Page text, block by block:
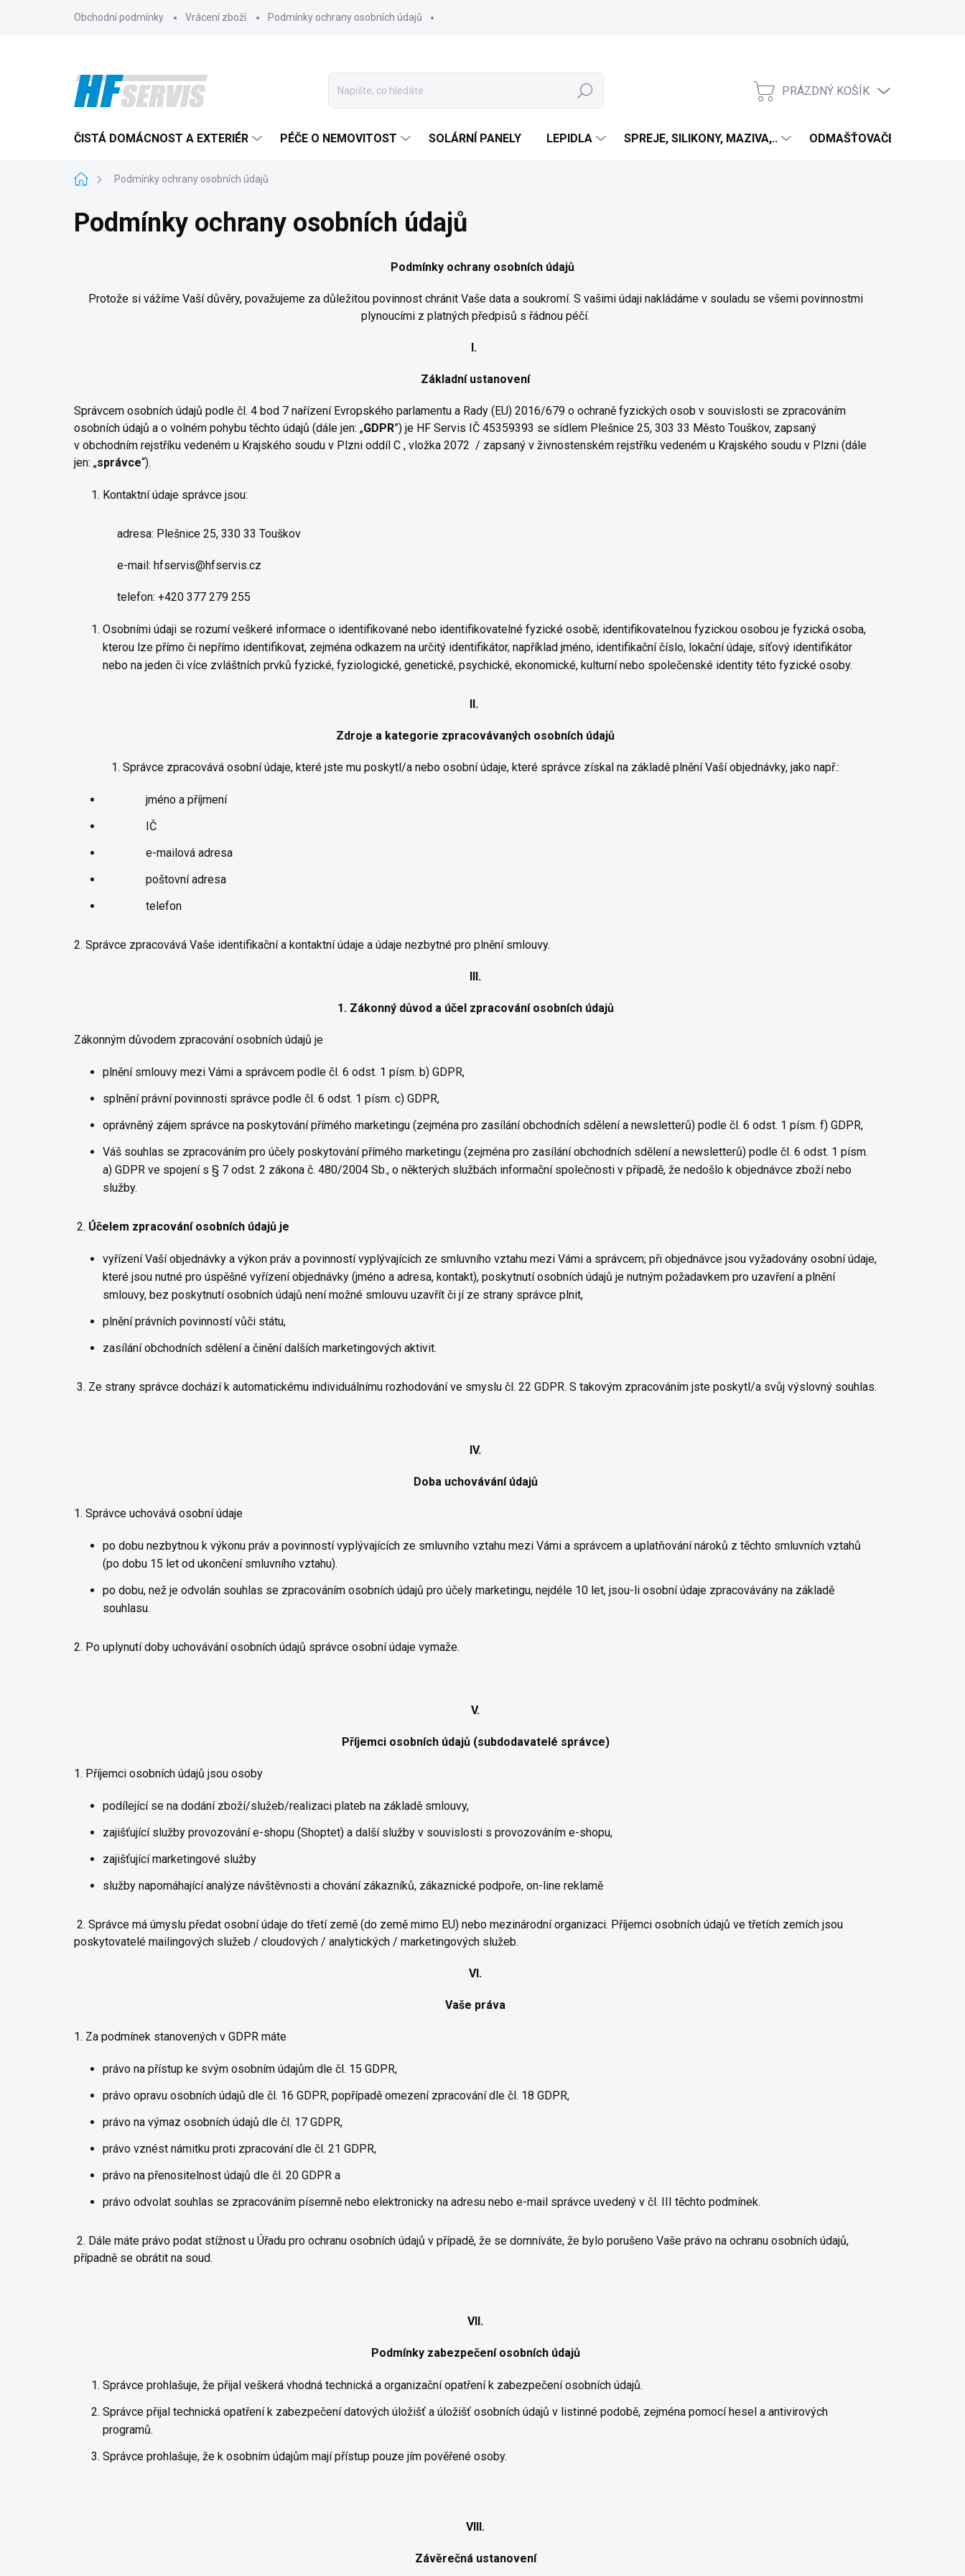
Obchodní podmínky Vrácení zboží Podmínky ochrany osobních údajů
Hledat
NÁKUPNÍ
PRÁZDNÝ KOŠÍK
ČISTÁ DOMÁCNOST A EXTERIÉR PÉČE O NEMOVITOST SOLÁRNÍ PANELY LEPIDLA SPREJE, SILIKONY, MAZIVA,.. ODMAŠŤOVAČE
DomůPodmínky ochrany osobních údajů
Podmínky ochrany osobních údajů
Podmínky ochrany osobních údajů
Protože si vážíme Vaší důvěry, považujeme za důležitou povinnost chránit Vaše data a soukromí. S vašimi údaji nakládáme v souladu se všemi povinnostmi
plynoucími z platných předpisů s řádnou péčí.
I.
Základní ustanovení
Správcem osobních údajů podle čl. 4 bod 7 nařízení Evropského parlamentu a Rady (EU) 2016/679 o ochraně fyzických osob v souvislosti se zpracováním
osobních údajů a o volném pohybu těchto údajů (dále jen: „GDPR”) je HF Servis IČ 45359393 se sídlem Plešnice 25, 303 33 Město Touškov, zapsaný
v obchodním rejstříku vedeném u Krajského soudu v Plzni oddíl C , vložka 2072 / zapsaný v živnostenském rejstříku vedeném u Krajského soudu v Plzni (dále
jen: „správce“).
Kontaktní údaje správce jsou:
adresa: Plešnice 25, 330 33 Touškov
e-mail: hfservis@hfservis.cz
telefon: +420 377 279 255
Osobními údaji se rozumí veškeré informace o identifikované nebo identifikovatelné fyzické osobě; identifikovatelnou fyzickou osobou je fyzická osoba,
kterou lze přímo či nepřímo identifikovat, zejména odkazem na určitý identifikátor, například jméno, identifikační číslo, lokační údaje, síťový identifikátor
nebo na jeden či více zvláštních prvků fyzické, fyziologické, genetické, psychické, ekonomické, kulturní nebo společenské identity této fyzické osoby.
II.
Zdroje a kategorie zpracovávaných osobních údajů
1. Správce zpracovává osobní údaje, které jste mu poskytl/a nebo osobní údaje, které správce získal na základě plnění Vaší objednávky, jako např.:
jméno a příjmení
IČ
e-mailová adresa
poštovní adresa
telefon
2. Správce zpracovává Vaše identifikační a kontaktní údaje a údaje nezbytné pro plnění smlouvy.
III.
1. Zákonný důvod a účel zpracování osobních údajů
Zákonným důvodem zpracování osobních údajů je
plnění smlouvy mezi Vámi a správcem podle čl. 6 odst. 1 písm. b) GDPR,
splnění právní povinnosti správce podle čl. 6 odst. 1 písm. c) GDPR,
oprávněný zájem správce na poskytování přímého marketingu (zejména pro zasílání obchodních sdělení a newsletterů) podle čl. 6 odst. 1 písm. f) GDPR,
Váš souhlas se zpracováním pro účely poskytování přímého marketingu (zejména pro zasílání obchodních sdělení a newsletterů) podle čl. 6 odst. 1 písm.
a) GDPR ve spojení s § 7 odst. 2 zákona č. 480/2004 Sb., o některých službách informační společnosti v případě, že nedošlo k objednávce zboží nebo
služby.
2. Účelem zpracování osobních údajů je
vyřízení Vaší objednávky a výkon práv a povinností vyplývajících ze smluvního vztahu mezi Vámi a správcem; při objednávce jsou vyžadovány osobní údaje,
které jsou nutné pro úspěšné vyřízení objednávky (jméno a adresa, kontakt), poskytnutí osobních údajů je nutným požadavkem pro uzavření a plnění
smlouvy, bez poskytnutí osobních údajů není možné smlouvu uzavřít či jí ze strany správce plnit,
plnění právních povinností vůči státu,
zasílání obchodních sdělení a činění dalších marketingových aktivit.
3. Ze strany správce dochází k automatickému individuálnímu rozhodování ve smyslu čl. 22 GDPR. S takovým zpracováním jste poskytl/a svůj výslovný souhlas.
IV.
Doba uchovávání údajů
1. Správce uchovává osobní údaje
po dobu nezbytnou k výkonu práv a povinností vyplývajících ze smluvního vztahu mezi Vámi a správcem a uplatňování nároků z těchto smluvních vztahů
(po dobu 15 let od ukončení smluvního vztahu).
po dobu, než je odvolán souhlas se zpracováním osobních údajů pro účely marketingu, nejdéle 10 let, jsou-li osobní údaje zpracovávány na základě
souhlasu.
2. Po uplynutí doby uchovávání osobních údajů správce osobní údaje vymaže.
V.
Příjemci osobních údajů (subdodavatelé správce)
1. Příjemci osobních údajů jsou osoby
podílející se na dodání zboží/služeb/realizaci plateb na základě smlouvy,
zajišťující služby provozování e-shopu (Shoptet) a další služby v souvislosti s provozováním e-shopu,
zajišťující marketingové služby
služby napomáhající analýze návštěvnosti a chování zákazníků, zákaznické podpoře, on-line reklamě
2. Správce má úmyslu předat osobní údaje do třetí země (do země mimo EU) nebo mezinárodní organizaci. Příjemci osobních údajů ve třetích zemích jsou
poskytovatelé mailingových služeb / cloudových / analytických / marketingových služeb.
VI.
Vaše práva
1. Za podmínek stanovených v GDPR máte
právo na přístup ke svým osobním údajům dle čl. 15 GDPR,
právo opravu osobních údajů dle čl. 16 GDPR, popřípadě omezení zpracování dle čl. 18 GDPR,
právo na výmaz osobních údajů dle čl. 17 GDPR,
právo vznést námitku proti zpracování dle čl. 21 GDPR,
právo na přenositelnost údajů dle čl. 20 GDPR a
právo odvolat souhlas se zpracováním písemně nebo elektronicky na adresu nebo e-mail správce uvedený v čl. III těchto podmínek.
2. Dále máte právo podat stížnost u Úřadu pro ochranu osobních údajů v případě, že se domníváte, že bylo porušeno Vaše právo na ochranu osobních údajů,
případně se obrátit na soud.
VII.
Podmínky zabezpečení osobních údajů
Správce prohlašuje, že přijal veškerá vhodná technická a organizační opatření k zabezpečení osobních údajů.
Správce přijal technická opatření k zabezpečení datových úložišť a úložišť osobních údajů v listinné podobě, zejména pomocí hesel a antivirových
programů.
Správce prohlašuje, že k osobním údajům mají přístup pouze jím pověřené osoby.
VIII.
Závěrečná ustanovení